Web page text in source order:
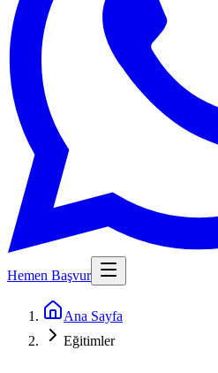
Hemen Başvur
Ana Sayfa
Eğitimler